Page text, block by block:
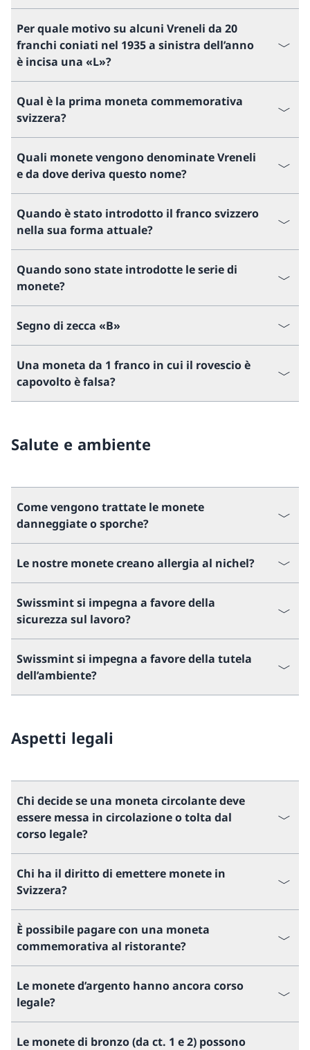
Per quale motivo su alcuni Vreneli da 20
franchi coniati nel 1935 a sinistra dell’anno
è incisa una «L»?
Qual è la prima moneta commemorativa
svizzera?
Quali monete vengono denominate Vreneli
e da dove deriva questo nome?
Quando è stato introdotto il franco svizzero
nella sua forma attuale?
Quando sono state introdotte le serie di
monete?
Segno di zecca «B»
Una moneta da 1 franco in cui il rovescio è
capovolto è falsa?
Salute e ambiente
Come vengono trattate le monete
danneggiate o sporche?
Le nostre monete creano allergia al nichel?
Swissmint si impegna a favore della
sicurezza sul lavoro?
Swissmint si impegna a favore della tutela
dell’ambiente?
Aspetti legali
Chi decide se una moneta circolante deve
essere messa in circolazione o tolta dal
corso legale?
Chi ha il diritto di emettere monete in
Svizzera?
È possibile pagare con una moneta
commemorativa al ristorante?
Le monete d’argento hanno ancora corso
legale?
Le monete di bronzo (da ct. 1 e 2) possono